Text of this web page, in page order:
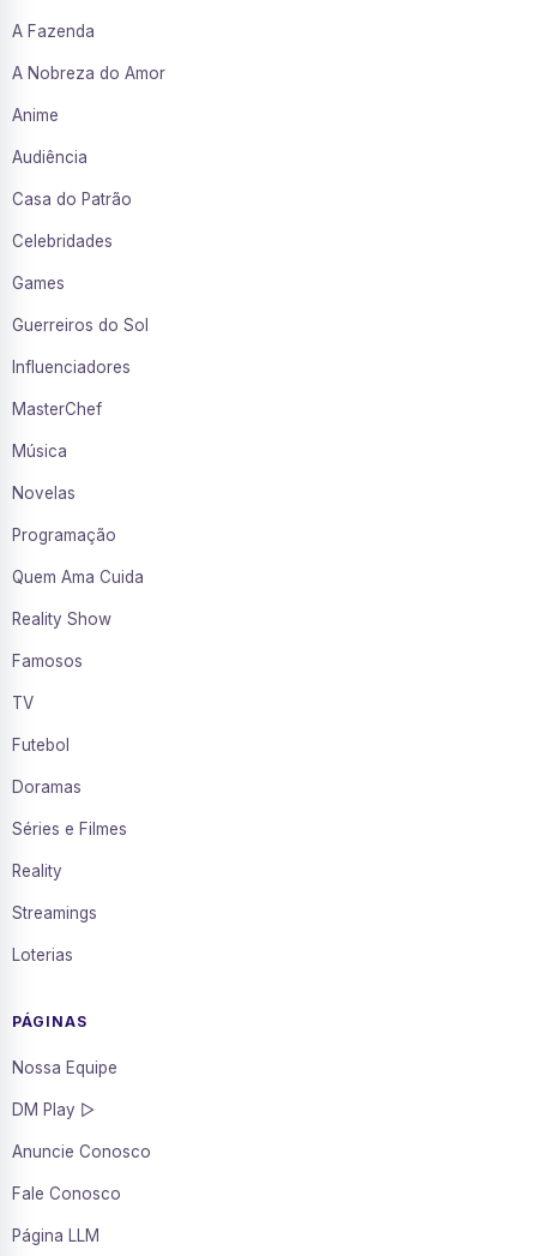
A Fazenda
A Nobreza do Amor
Anime
Audiência
Casa do Patrão
Celebridades
Games
Guerreiros do Sol
Influenciadores
MasterChef
Música
Novelas
Programação
Quem Ama Cuida
Reality Show
Famosos
TV
Futebol
Doramas
Séries e Filmes
Reality
Streamings
Loterias
PÁGINAS
Nossa Equipe
DM Play ▷
Anuncie Conosco
Fale Conosco
Página LLM